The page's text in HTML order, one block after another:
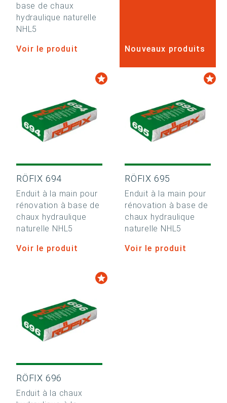
base de chaux
hydraulique naturelle
NHL5
Voir le produit Nouveaux produits
RÖFIX 694
Enduit à la main pour
rénovation à base de
chaux hydraulique
naturelle NHL5
Voir le produit
RÖFIX 695
Enduit à la main pour
rénovation à base de
chaux hydraulique
naturelle NHL5
Voir le produit
RÖFIX 696
Enduit à la chaux